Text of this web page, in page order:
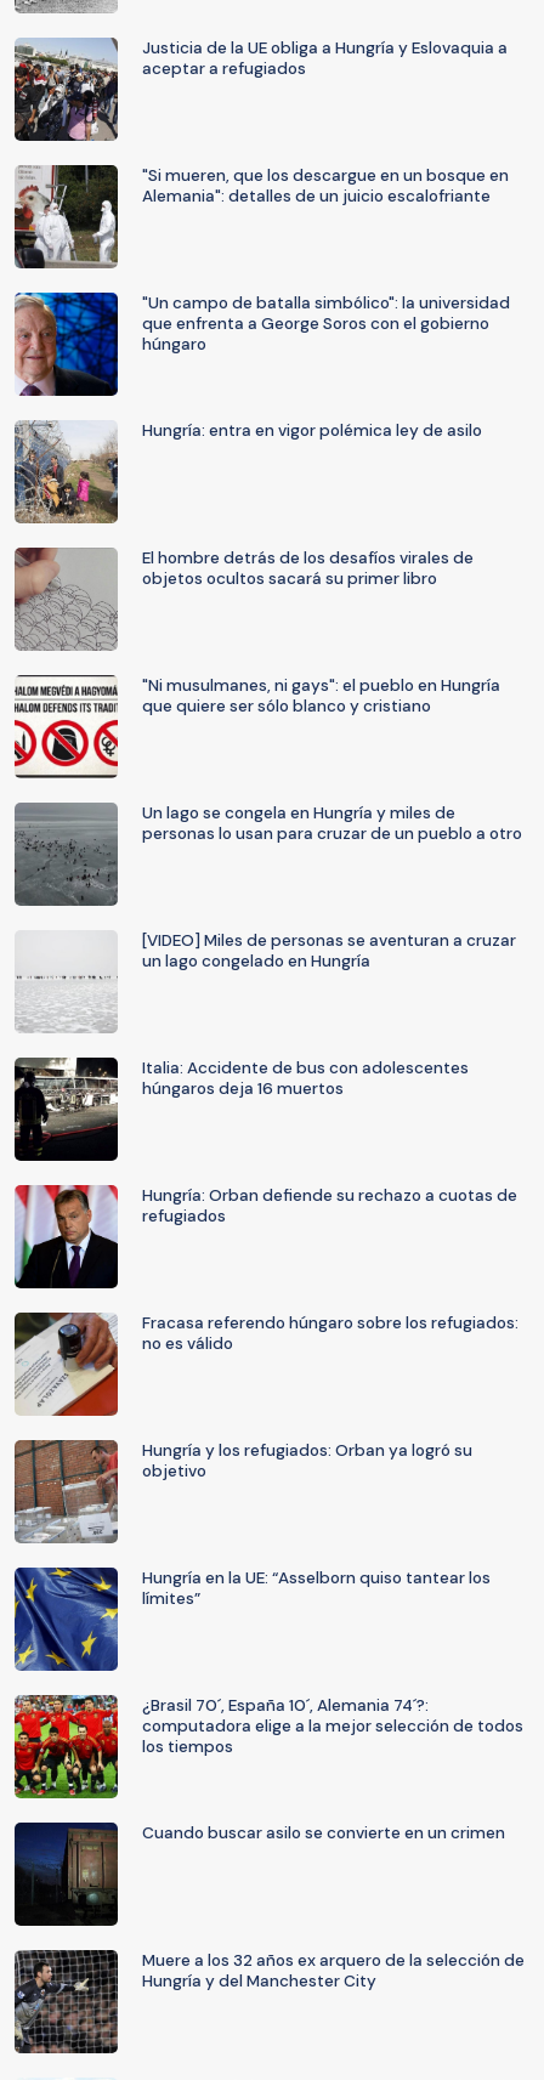
Justicia de la UE obliga a Hungría y Eslovaquia a
aceptar a refugiados
"Si mueren, que los descargue en un bosque en
Alemania": detalles de un juicio escalofriante
"Un campo de batalla simbólico": la universidad
que enfrenta a George Soros con el gobierno
húngaro
Hungría: entra en vigor polémica ley de asilo
El hombre detrás de los desafíos virales de
objetos ocultos sacará su primer libro
"Ni musulmanes, ni gays": el pueblo en Hungría
que quiere ser sólo blanco y cristiano
Un lago se congela en Hungría y miles de
personas lo usan para cruzar de un pueblo a otro
[VIDEO] Miles de personas se aventuran a cruzar
un lago congelado en Hungría
Italia: Accidente de bus con adolescentes
húngaros deja 16 muertos
Hungría: Orban defiende su rechazo a cuotas de
refugiados
Fracasa referendo húngaro sobre los refugiados:
no es válido
Hungría y los refugiados: Orban ya logró su
objetivo
Hungría en la UE: “Asselborn quiso tantear los
límites”
¿Brasil 70´, España 10´, Alemania 74´?:
computadora elige a la mejor selección de todos
los tiempos
Cuando buscar asilo se convierte en un crimen
Muere a los 32 años ex arquero de la selección de
Hungría y del Manchester City